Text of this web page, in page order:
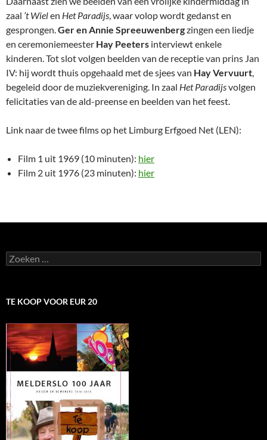
zaal ’t Wielen Het Paradijs, waar volop wordt gedanst en
gesprongen.Ger en Annie Spreeuwenbergzingen een liedje
en ceremoniemeester Hay Peeters interviewt enkele
kinderen. Tot slot volgen beelden van de receptie van prins Jan
IV: hij wordt thuis opgehaald met de sjees van Hay Vervuurt,
begeleid door de muziekvereniging. In zaal Het Paradijsvolgen
felicitaties van de ald-preense en beelden van het feest.
Link naar de twee films op het Limburg Erfgoed Net (LEN):
Film 1 uit 1969 (10 minuten): hier
Film 2 uit 1976 (23 minuten): hier
Zoeken
naar:
TE KOOP VOOR EUR 20